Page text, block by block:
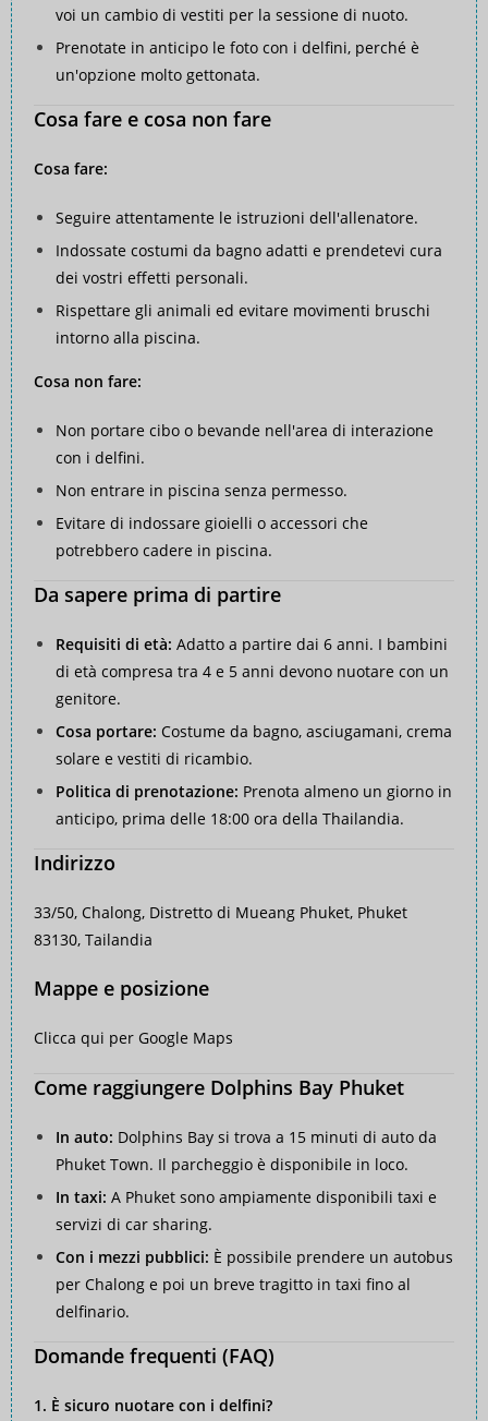
voi un cambio di vestiti per la sessione di nuoto.
Prenotate in anticipo le foto con i delfini, perché è
un'opzione molto gettonata.
Cosa fare e cosa non fare
Cosa fare:
Seguire attentamente le istruzioni dell'allenatore.
Indossate costumi da bagno adatti e prendetevi cura
dei vostri effetti personali.
Rispettare gli animali ed evitare movimenti bruschi
intorno alla piscina.
Cosa non fare:
Non portare cibo o bevande nell'area di interazione
con i delfini.
Non entrare in piscina senza permesso.
Evitare di indossare gioielli o accessori che
potrebbero cadere in piscina.
Da sapere prima di partire
Requisiti di età: Adatto a partire dai 6 anni. I bambini
di età compresa tra 4 e 5 anni devono nuotare con un
genitore.
Cosa portare: Costume da bagno, asciugamani, crema
solare e vestiti di ricambio.
Politica di prenotazione: Prenota almeno un giorno in
anticipo, prima delle 18:00 ora della Thailandia.
Indirizzo
33/50, Chalong, Distretto di Mueang Phuket, Phuket
83130, Tailandia
Mappe e posizione
Clicca qui per Google Maps
Come raggiungere Dolphins Bay Phuket
In auto: Dolphins Bay si trova a 15 minuti di auto da
Phuket Town. Il parcheggio è disponibile in loco.
In taxi: A Phuket sono ampiamente disponibili taxi e
servizi di car sharing.
Con i mezzi pubblici: È possibile prendere un autobus
per Chalong e poi un breve tragitto in taxi fino al
delfinario.
Domande frequenti (FAQ)
1. È sicuro nuotare con i delfini?